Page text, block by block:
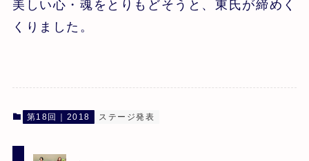
美しい心・魂をとりもどそうと、東氏が締めく
くりました。
第18回｜2018 ステージ発表